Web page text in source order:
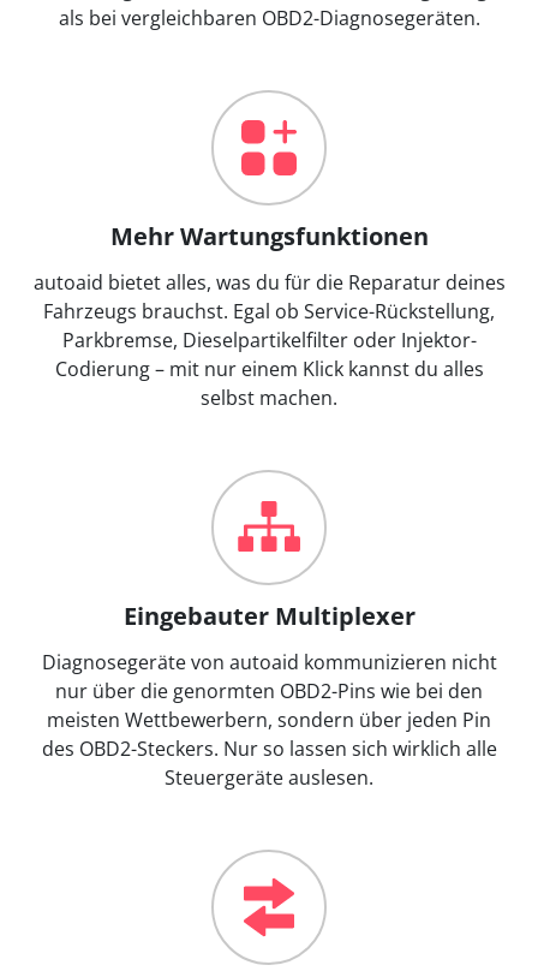
als bei vergleichbaren OBD2-Diagnosegeräten.
Mehr Wartungsfunktionen
autoaid bietet alles, was du für die Reparatur deines
Fahrzeugs brauchst. Egal ob Service-Rückstellung,
Parkbremse, Dieselpartikelfilter oder Injektor-
Codierung – mit nur einem Klick kannst du alles
selbst machen.
Eingebauter Multiplexer
Diagnosegeräte von autoaid kommunizieren nicht
nur über die genormten OBD2-Pins wie bei den
meisten Wettbewerbern, sondern über jeden Pin
des OBD2-Steckers. Nur so lassen sich wirklich alle
Steuergeräte auslesen.